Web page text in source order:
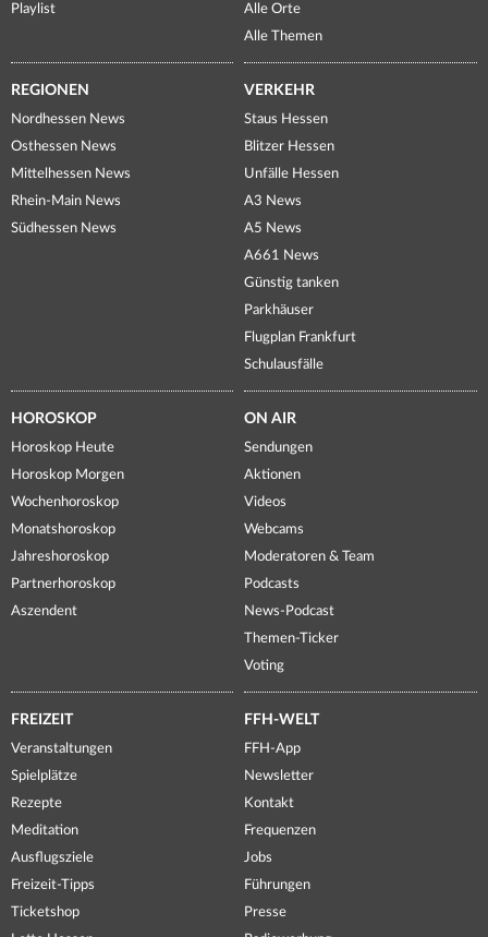
Playlist
Alle Orte
Alle Themen
REGIONEN
Nordhessen News
Osthessen News
Mittelhessen News
Rhein-Main News
Südhessen News
VERKEHR
Staus Hessen
Blitzer Hessen
Unfälle Hessen
A3 News
A5 News
A661 News
Günstig tanken
Parkhäuser
Flugplan Frankfurt
Schulausfälle
HOROSKOP
Horoskop Heute
Horoskop Morgen
Wochenhoroskop
Monatshoroskop
Jahreshoroskop
Partnerhoroskop
Aszendent
ON AIR
Sendungen
Aktionen
Videos
Webcams
Moderatoren & Team
Podcasts
News-Podcast
Themen-Ticker
Voting
FREIZEIT
Veranstaltungen
Spielplätze
Rezepte
Meditation
Ausflugsziele
Freizeit-Tipps
Ticketshop
FFH-WELT
FFH-App
Newsletter
Kontakt
Frequenzen
Jobs
Führungen
Presse